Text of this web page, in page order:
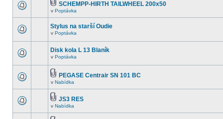
SCHEMPP-HIRTH TAILWHEEL 200x50
v Poptávka
Stylus na starší Oudie
v Poptávka
Disk kola L 13 Blaník
v Poptávka
PEGASE Centrair SN 101 BC
v Nabídka
JS3 RES
v Nabídka